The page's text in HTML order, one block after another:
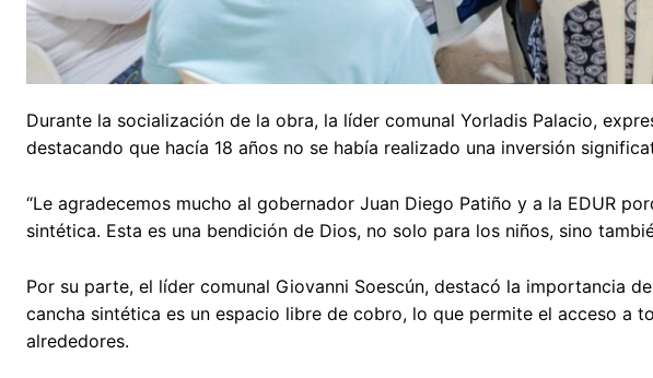
Durante la socialización de la obra, la líder comunal Yorladis Palacio,
destacando que hacía 18 años no se había realizado una inversión
“Le agradecemos mucho al gobernador Juan Diego Patiño y a la EDUR
sintética. Esta es una bendición de Dios, no solo para los niños, sino
Por su parte, el líder comunal Giovanni Soescún, destacó la importancia
cancha sintética es un espacio libre de cobro, lo que permite el acceso a
alrededores.